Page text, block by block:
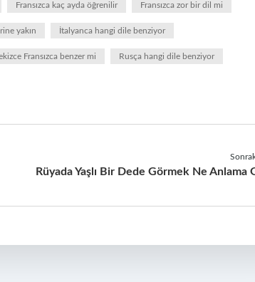
Fransızca kaç ayda öğrenilir Fransızca zor bir dil mi
yakın İtalyanca hangi dile benziyor
Fransızca benzer mi Rusça hangi dile benziyor
Rüyada Yaşlı Bir Dede Görmek Ne Anlama